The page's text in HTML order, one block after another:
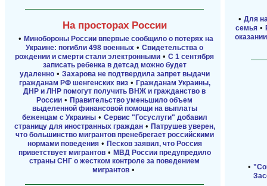
На просторах России
• Минобороны России впервые сообщило о потерях на
Украине: погибли 498 военных • Свидетельства о
рождении и смерти стали электронными • С 1 сентября
записать ребенка в детсад можно будет
удаленно• Захарова не подтвердила запрет выдачи
гражданам РФ шенгенских виз• Гражданам Украины,
ДНР и ЛНР помогут получить ВНЖ и гражданство в
России • Правительство уменьшило объем
выделенной финансовой помощи на выплаты
беженцам с Украины• Сервис "Госуслуги" добавил
страницу для иностранных граждан• Патрушев уверен,
что большинство мигрантов пренебрегает российскими
нормами поведения• Песков заявил, что Россия
приветствует мигрантов• МВД России предупредило
страны СНГ о жестком контроле за поведением
мигрантов•
• Для
семья •
•